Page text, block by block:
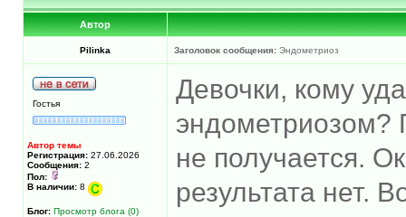
Автор
Pilinka Заголовок сообщения: Эндометриоз
Гостья
Автор темы
Регистрация: 27.06.2026
Сообщения: 2
Пол:
В наличии: 8
Блог: Просмотр блога (0)
Девочки, кому
эндометриозом?
не получается.
результата нет.